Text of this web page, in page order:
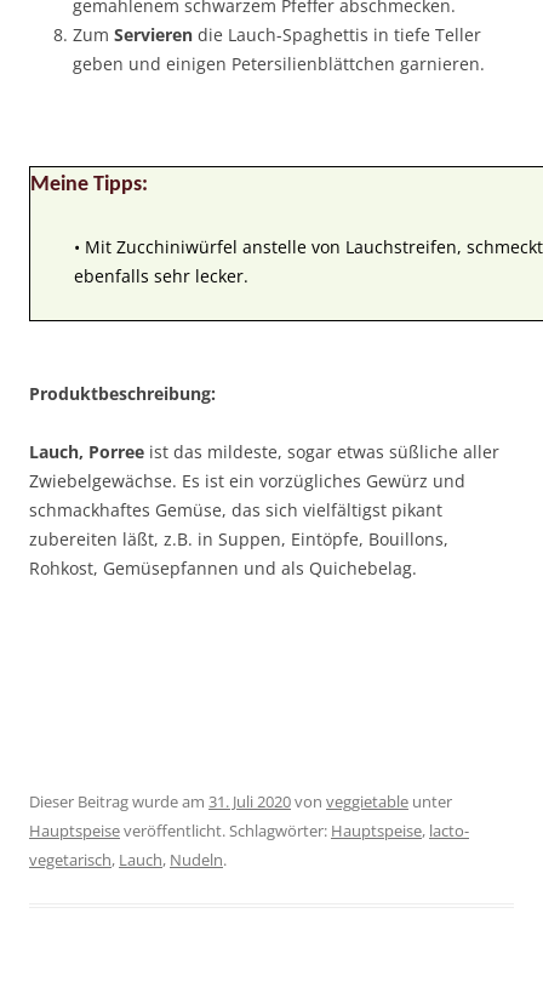
gemahlenem schwarzem Pfeffer abschmecken.
Zum Servieren die Lauch-Spaghettis in tiefe Teller
geben und einigen Petersilienblättchen garnieren.
Meine Tipps:
• Mit Zucchiniwürfel anstelle von Lauchstreifen,
ebenfalls sehr lecker.
Produktbeschreibung:
Lauch, Porree ist das mildeste, sogar etwas süßliche aller
Zwiebelgewächse. Es ist ein vorzügliches Gewürz und
schmackhaftes Gemüse, das sich vielfältigst pikant
zubereiten läßt, z.B. in Suppen, Eintöpfe, Bouillons,
Rohkost, Gemüsepfannen und als Quichebelag.
Dieser Beitrag wurde am 31. Juli 2020von veggietable unter
Hauptspeiseveröffentlicht. Schlagwörter: Hauptspeise, lacto-
vegetarisch, Lauch, Nudeln.